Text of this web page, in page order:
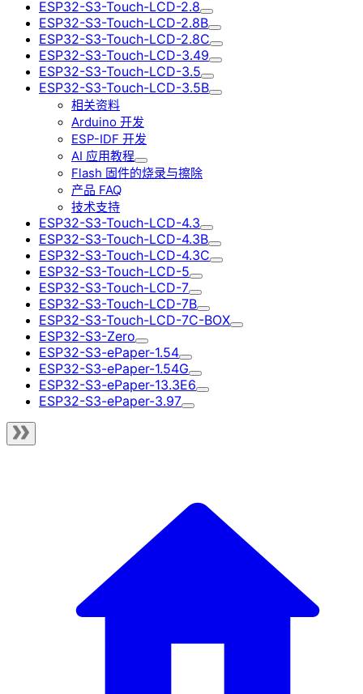
ESP32-S3-Touch-LCD-2.8
ESP32-S3-Touch-LCD-2.8B
ESP32-S3-Touch-LCD-2.8C
ESP32-S3-Touch-LCD-3.49
ESP32-S3-Touch-LCD-3.5
ESP32-S3-Touch-LCD-3.5B
相关资料
Arduino 开发
ESP-IDF 开发
AI 应用教程
Flash 固件的烧录与擦除
产品 FAQ
技术支持
ESP32-S3-Touch-LCD-4.3
ESP32-S3-Touch-LCD-4.3B
ESP32-S3-Touch-LCD-4.3C
ESP32-S3-Touch-LCD-5
ESP32-S3-Touch-LCD-7
ESP32-S3-Touch-LCD-7B
ESP32-S3-Touch-LCD-7C-BOX
ESP32-S3-Zero
ESP32-S3-ePaper-1.54
ESP32-S3-ePaper-1.54G
ESP32-S3-ePaper-13.3E6
ESP32-S3-ePaper-3.97